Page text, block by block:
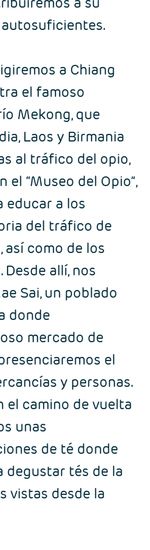
a Chiang
el famoso
Mekong, que
Laos y Birmania
al tráfico del opio,
“Museo del Opio”,
educar a los
del tráfico de
así como de los
allí, nos
Sai, un poblado
donde
mercado de
el
y personas.
el camino de vuelta
unas
de té donde
degustar tés de la
vistas desde la